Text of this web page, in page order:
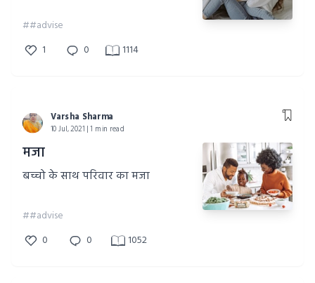
##advise
1
0 1114
Varsha Sharma
10 Jul, 2021 | 1 min read
मजा
बच्चो के साथ परिवार का मजा
##advise
0
0 1052